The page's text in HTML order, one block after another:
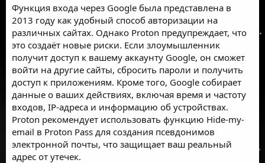
Функция входа через Google была представлена в
2013 году как удобный способ авторизации на
различных сайтах. Однако Proton предупреждает, что
это создаёт новые риски. Если злоумышленник
получит доступ к вашему аккаунту Google, он сможет
войти на другие сайты, сбросить пароли и получить
доступ к приложениям. Кроме того, Google собирает
данные о ваших действиях, включая время и частоту
входов, IP-адреса и информацию об устройствах.
Proton рекомендует использовать функцию Hide-my-
email в Proton Pass для создания псевдонимов
электронной почты, что защищает ваш реальный
адрес от утечек.